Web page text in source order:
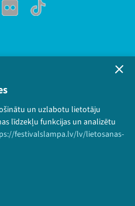
un uzlabotu lietotāju
līdzekļu funkcijas un analizētu
festivalslampa.lv/lv/lietosanas-
X
Flick TikTok
Visas tiesības